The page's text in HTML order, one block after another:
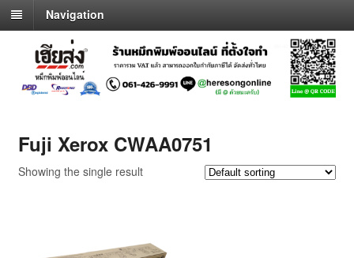
Navigation
Fuji Xerox CWAA0751
Showing the single result